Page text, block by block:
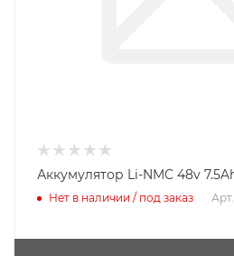
Аккумулятор Li-NMC 48v
Нет в наличии / под заказ